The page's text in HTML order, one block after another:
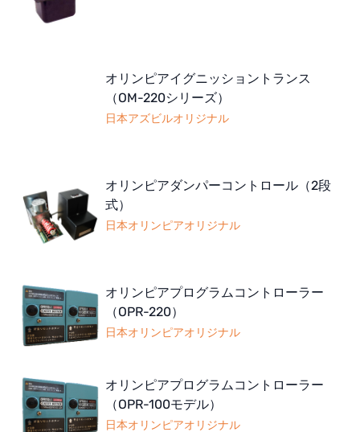
オリンピアイグニッショントランス
（OM-220シリーズ）
日本アズビルオリジナル
オリンピアダンパーコントロール（2段
式）
日本オリンピアオリジナル
オリンピアプログラムコントローラー
（OPR-220）
日本オリンピアオリジナル
オリンピアプログラムコントローラー
（OPR-100モデル）
日本オリンピアオリジナル